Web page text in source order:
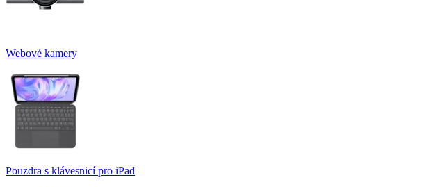
Webové kamery
Pouzdra s klávesnicí pro iPad